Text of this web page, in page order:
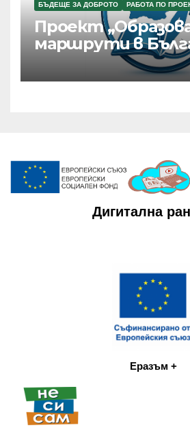
БЪДЕЩЕ ЗА ДОБРОТО РАБОТА ПО
Проект
маршрути в
Дигитална
Еразъм +